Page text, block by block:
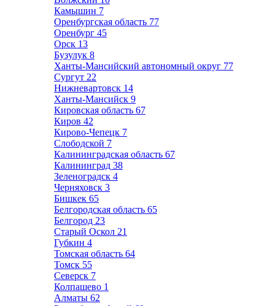
Камышин 7
Оренбургская область 77
Оренбург 45
Орск 13
Бузулук 8
Ханты-Мансийский автономный округ 77
Сургут 22
Нижневартовск 14
Ханты-Мансийск 9
Кировская область 67
Киров 42
Кирово-Чепецк 7
Слободской 7
Калининградская область 67
Калининград 38
Зеленоградск 4
Черняховск 3
Бишкек 65
Белгородская область 65
Белгород 23
Старый Оскол 21
Губкин 4
Томская область 64
Томск 55
Северск 7
Колпашево 1
Алматы 62